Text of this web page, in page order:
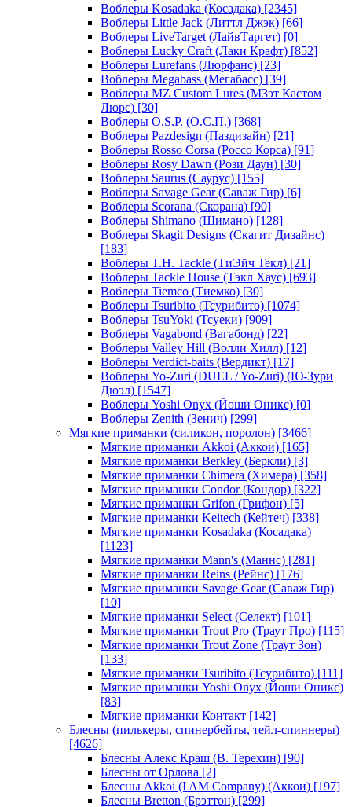
Воблеры Kosadaka (Косадака) [2345]
Воблеры Little Jack (Литтл Джэк) [66]
Воблеры LiveTarget (ЛайвТаргет) [0]
Воблеры Lucky Craft (Лаки Крафт) [852]
Воблеры Lurefans (Люрфанс) [23]
Воблеры Megabass (Мегабасс) [39]
Воблеры MZ Custom Lures (МЗэт Кастом
Люрс) [30]
Воблеры O.S.P. (О.С.П.) [368]
Воблеры Pazdesign (Паздизайн) [21]
Воблеры Rosso Corsa (Россо Корса) [91]
Воблеры Rosy Dawn (Рози Даун) [30]
Воблеры Saurus (Саурус) [155]
Воблеры Savage Gear (Саваж Гир) [6]
Воблеры Scorana (Скорана) [90]
Воблеры Shimano (Шимано) [128]
Воблеры Skagit Designs (Скагит Дизайнс)
[183]
Воблеры T.H. Tackle (ТиЭйч Текл) [21]
Воблеры Tackle House (Тэкл Хаус) [693]
Воблеры Tiemco (Тиемко) [30]
Воблеры Tsuribito (Тсурибито) [1074]
Воблеры TsuYoki (Тсуеки) [909]
Воблеры Vagabond (Вагабонд) [22]
Воблеры Valley Hill (Волли Хилл) [12]
Воблеры Verdict-baits (Вердикт) [17]
Воблеры Yo-Zuri (DUEL / Yo-Zuri) (Ю-Зури
Дюэл) [1547]
Воблеры Yoshi Onyx (Йоши Оникс) [0]
Воблеры Zenith (Зенич) [299]
Мягкие приманки (силикон, поролон) [3466]
Мягкие приманки Akkoi (Аккои) [165]
Мягкие приманки Berkley (Беркли) [3]
Мягкие приманки Chimera (Химера) [358]
Мягкие приманки Condor (Кондор) [322]
Мягкие приманки Grifon (Грифон) [5]
Мягкие приманки Keitech (Кейтеч) [338]
Мягкие приманки Kosadaka (Косадака)
[1123]
Мягкие приманки Mann's (Маннс) [281]
Мягкие приманки Reins (Рейнс) [176]
Мягкие приманки Savage Gear (Саваж Гир)
[10]
Мягкие приманки Select (Селект) [101]
Мягкие приманки Trout Pro (Траут Про) [115]
Мягкие приманки Trout Zone (Траут Зон)
[133]
Мягкие приманки Tsuribito (Тсурибито) [111]
Мягкие приманки Yoshi Onyx (Йоши Оникс)
[83]
Мягкие приманки Контакт [142]
Блесны (пилькеры, спинербейты, тейл-спиннеры)
[4626]
Блесны Алекс Краш (В. Терехин) [90]
Блесны от Орлова [2]
Блесны Akkoi (I AM Company) (Аккои) [197]
Блесны Bretton (Брэттон) [299]